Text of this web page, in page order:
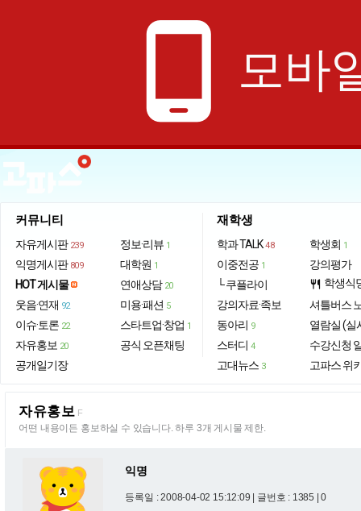
phone_android 모바
커뮤니티
자유게시판 239
익명게시판 809
HOT 게시물
웃음·연재 92
이슈·토론 22
자유홍보 20
공개일기장
정보·리뷰 1
대학원 1
연애상담 20
미용·패션 5
스타트업·창업 1
공식 오픈채팅
재학생
학과 TALK 48
이중전공 1
└ 쿠플라이
강의자료·족보
동아리 9
스터디 4
고대뉴스 3
학생회 1
강의평가
restaurant 학생식
셔틀버스
열람실 (실
수강신청
고파스 위
자유홍보 F
어떤 내용이든 홍보하실 수 있습니다. 하루 3개 게시물 제한.
익명
등록일 : 2008-04-02 15:12:09 | 글번호 : 1385 | 0